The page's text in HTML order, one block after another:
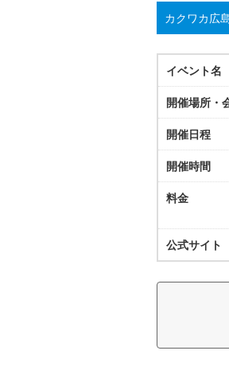
カクワカ広
イベント名
開催場所・
開催日程
開催時間
料金
公式サイト